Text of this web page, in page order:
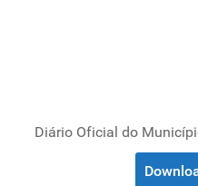
Diário Oficial do